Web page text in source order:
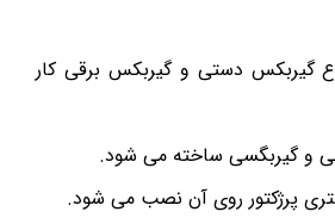
گیربکس دستی و گیربکس برقی کار
و گیربگسی ساخته می شود.
پرژکتور روی آن نصب می شود.